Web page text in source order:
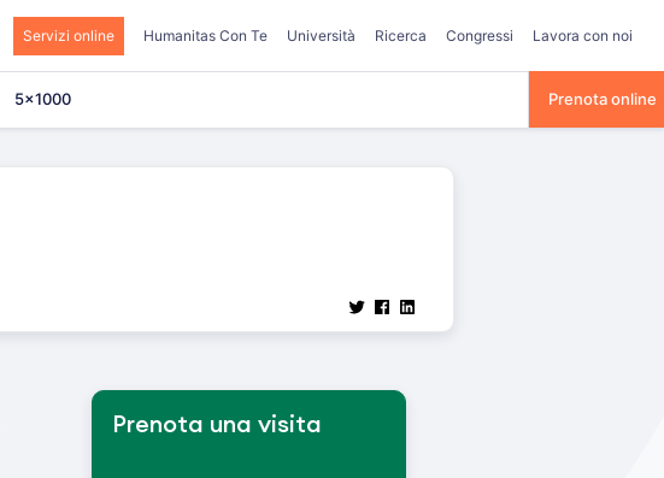
Servizi online Humanitas Con Te Università Ricerca Congressi Lavora con noi
5×1000 Prenota online
Prenota una visita